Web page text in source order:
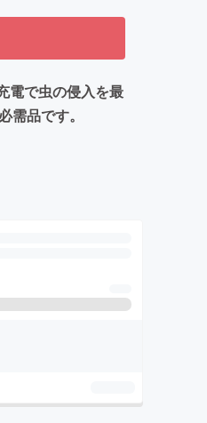
電で虫の侵入を最
品です。